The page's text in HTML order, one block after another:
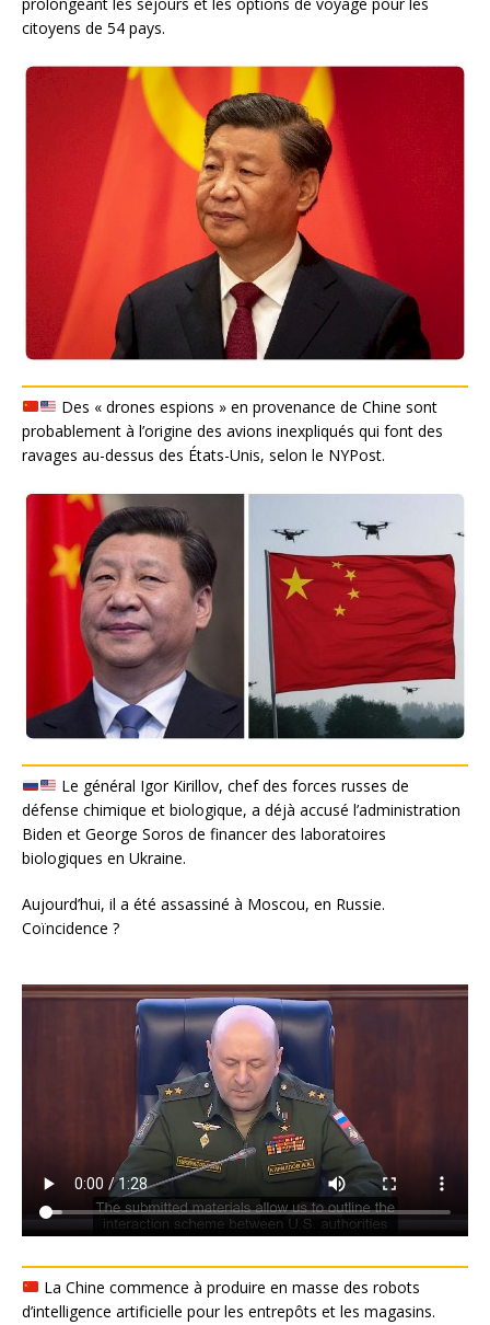
prolongeant les séjours et les options de voyage pour les
citoyens de 54 pays.
Des « drones espions » en provenance de Chine sont
probablement à l’origine des avions inexpliqués qui font des
ravages au-dessus des États-Unis, selon le NYPost.
Le général Igor Kirillov, chef des forces russes de
défense chimique et biologique, a déjà accusé l’administration
Biden et George Soros de financer des laboratoires
biologiques en Ukraine.
Aujourd’hui, il a été assassiné à Moscou, en Russie.
Coïncidence ?
La Chine commence à produire en masse des robots
d’intelligence artificielle pour les entrepôts et les magasins.